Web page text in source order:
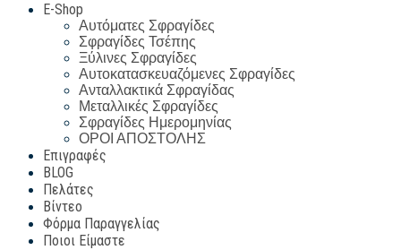
E-Shop
Αυτόματες Σφραγίδες
Σφραγίδες Τσέπης
Ξύλινες Σφραγίδες
Αυτοκατασκευαζόμενες Σφραγίδες
Ανταλλακτικά Σφραγίδας
Μεταλλικές Σφραγίδες
Σφραγίδες Ημερομηνίας
ΟΡΟΙ ΑΠΟΣΤΟΛΗΣ
Επιγραφές
BLOG
Πελάτες
Βίντεο
Φόρμα Παραγγελίας
Ποιοι Είμαστε